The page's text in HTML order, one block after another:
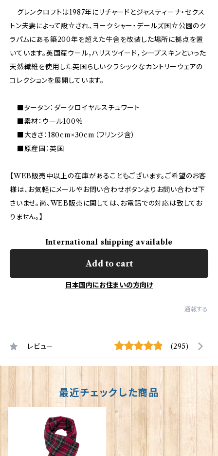
グレンクロフトは1987年にリチャードとジャスティーナ・セクス
トン夫妻によって設立され、ヨークシャー・デールズ国立公園のク
ラパムにある築200年を超えた牛舎を改装した場所に拠点を置
いています。英国産ウール，ハリスツイード，シープスキンといった
天然繊維を使用した英国らしいクラシックなカントリーウェアの
コレクションを展開しています。
■タータン：ダークロイヤルスチュワート
■素材：ウール100％
■大きさ：180cm×30cm（フリンジ含）
■原産国：英国
【WEB販売中以上の在庫があることもございます。ご希望のお客
様は、お気軽にメールやお問い合わせボタンよりお問い合わせ下
さいませ。尚、WEB販売に関しては、お電話での対応は致してお
りません。】
International shipping available
Add to cart
日本国内にお住まいの方向け
通報する
レビュー (295)
最近チェックした商品